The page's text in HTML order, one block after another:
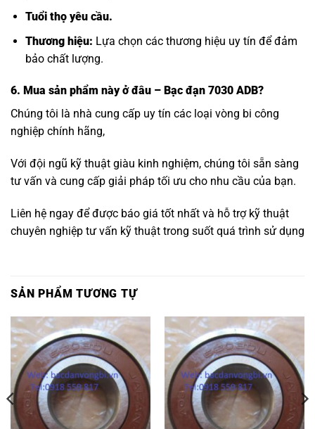
Tuổi thọ yêu cầu.
Thương hiệu: Lựa chọn các thương hiệu uy tín để đảm
bảo chất lượng.
6. Mua sản phẩm nàyở đâu – Bạc đạn 7030 ADB?
Chúng tôi là nhà cung cấp uy tín các loại vòng bi công
nghiệp chính hãng,
Với đội ngũ kỹ thuật giàu kinh nghiệm, chúng tôi sẵn sàng
tư vấn và cung cấp giải pháp tối ưu cho nhu cầu của bạn.
Liên hệ ngay để được báo giá tốt nhất và hỗ trợ kỹ thuật
chuyên nghiệp tư vấn kỹ thuật trong suốt quá trình sử dụng
SẢN PHẨM TƯƠNG TỰ